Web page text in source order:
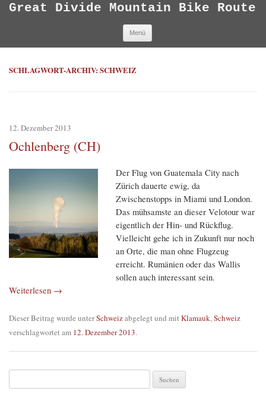
Great Divide Mountain Bike Route
Menü
SCHLAGWORT-ARCHIV: SCHWEIZ
12. Dezember 2013
Ochlenberg (CH)
Der Flug von Guatemala City nach
Zürich dauerte ewig, da
Zwischenstopps in Miami und London.
Das mühsamste an dieser Velotour war
eigentlich der Hin- und Rückflug.
Vielleicht gehe ich in Zukunft nur noch
an Orte, die man ohne Flugzeug
erreicht. Rumänien oder das Wallis
sollen auch interessant sein.
Weiterlesen →
Dieser Beitrag wurde unterSchweizabgelegt und mitKlamauk,Schweiz
verschlagwortet am 12. Dezember 2013.